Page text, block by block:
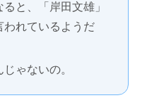
ると、「岸田文雄」
われているようだ
ゃないの。